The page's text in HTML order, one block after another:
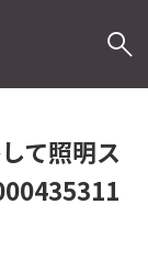
て照明ス